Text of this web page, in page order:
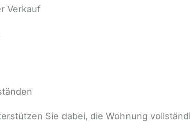
Verkauf
Sie dabei, die Wohnung